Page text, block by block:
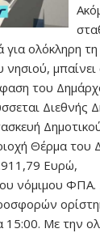
ολόκληρη
μπαίνει
του
Διεθνής
Θέρμα του
Ευρώ,
νόμιμου ΦΠΑ.
Με την